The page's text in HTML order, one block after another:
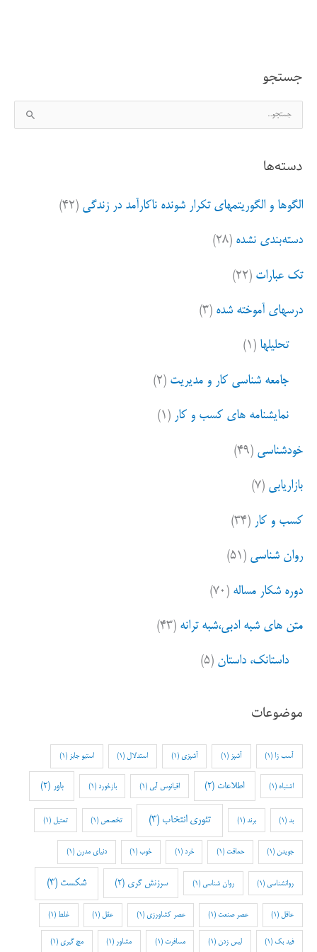
جستجو
س
ج
ب
ا
دسته‌ها
الگوها و الگوریتمهای تکرار شونده ناکارآمد در زندگی (۴۲)
دسته‌بندی نشده (۲۸)
تک عبارات (۲۲)
درسهای آموخته شده (۳)
تحلیلها (۱)
جامعه شناسی کار و مدیریت (۲)
نمایشنامه های کسب و کار (۱)
خودشناسی (۴۹)
بازاریابی (۷)
کسب و کار (۳۴)
روان شناسی (۵۱)
دوره شکار مساله (۷۰)
متن های شبه ادبی،شبه ترانه (۴۳)
داستانک، داستان (۵)
موضوعات
آسب زا (1) آشپز (1) آشپزی (1) استدلال (1) استیو جابز (1)
اشتباه (1) اطلاعات (2) اقیانوس آبی (1) بازخورد (1) باور (2)
بد(1) برند (1) تئوری انتخاب (3) تخصص (1) تمثیل (1)
جویدن (1) حماقت (1) خرد (1) خوب(1) دنیای مدرن (1)
روانشناسی (1) روان شناسی (1) سرزنش گری (2) شکست (3)
عاقل (1) عصر صنعت (1) عصر کشاورزی (1) عقل (1) غلط (1)
فید بک(1) لیس زدن (1) مسافرت (1) مشاور (1) مچ گیری (1)